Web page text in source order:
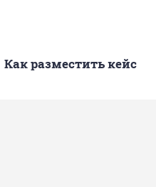
Как разместить кейс